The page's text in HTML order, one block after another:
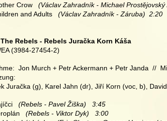
Crow
(Václav Zahradník - Michael Prostějovský
and Adults
   (Václav Zahradník - Záruba)  2:20
The Rebels - Rebels Juračka Korn Káša
(3984-27454-2)
Jon Murch + Petr Ackermann + Petr Janda  //
Juračka (g), Karel Jahn (dr), Jiří Korn (voc, b),
   (Rebels - Pavel Žiška)   3:45
   (Rebels - Viktor Dyk)   3:00